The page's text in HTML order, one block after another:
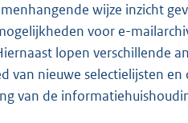
wijze inzicht
voor e-
lopen verschillende
van nieuwe selectielijsten
van de